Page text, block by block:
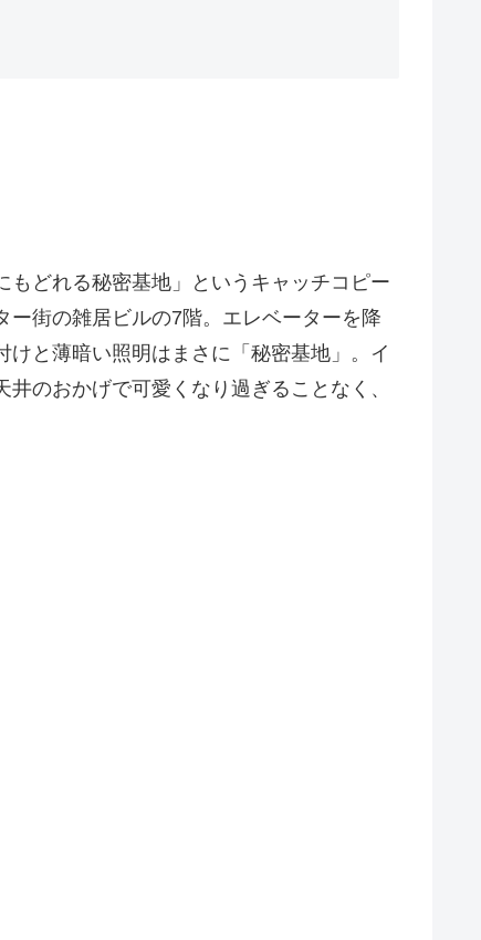
どれる秘密基地」というキャッチコピー
街の雑居ビルの7階。エレベーターを降
と薄暗い照明はまさに「秘密基地」。イ
のおかげで可愛くなり過ぎることなく、